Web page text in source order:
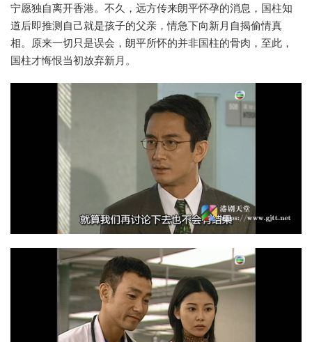
宁愿独自离开香港。不久，远方传来朗平怀孕的消息，国柱知
道后即推测自己就是孩子的父亲，情急下向新月自揭偷情真
相。原来一切只是误会，朗平所怀的并非国柱的骨肉，至此，
国柱才悔恨当初放弃新月。